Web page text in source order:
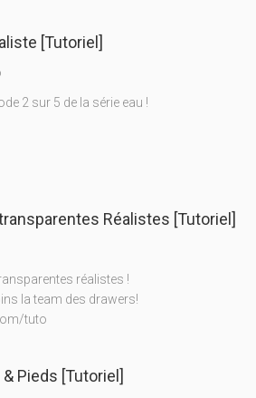
[Tutoriel]
2 sur 5 de la série eau !
Réalistes [Tutoriel]
réalistes !
la team des drawers!
tuto
Pieds [Tutoriel]